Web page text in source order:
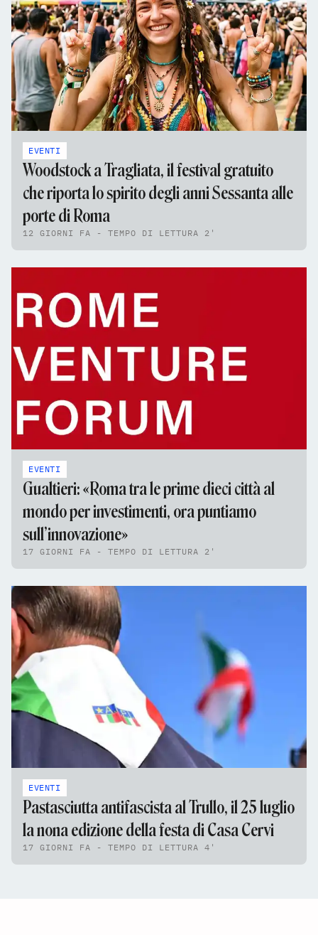
EVENTI
Woodstock a Tragliata, il festival gratuito
che riporta lo spirito degli anni Sessanta alle
porte di Roma
12 GIORNI FA - TEMPO DI LETTURA 2'
EVENTI
Gualtieri: «Roma tra le prime dieci città al
mondo per investimenti, ora puntiamo
sull’innovazione»
17 GIORNI FA - TEMPO DI LETTURA 2'
EVENTI
Pastasciutta antifascista al Trullo, il 25 luglio
la nona edizione della festa di Casa Cervi
17 GIORNI FA - TEMPO DI LETTURA 4'